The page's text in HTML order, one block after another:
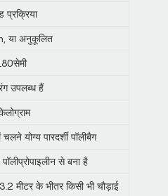
प्रक्रिया
या अनुकूलित
उपलब्ध हैं
योग्य पारदर्शी पॉलीबैग
से बना है
मीटर के भीतर किसी भी चौड़ाई